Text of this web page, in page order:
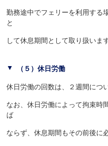
勤務途中でフェリーを利用する
と
して休息期間として取り扱います
（５）休日労働
休日労働の回数は、２週間につ
なお、休日労働によって拘束時
ば
ならず、休息期間もその前後に